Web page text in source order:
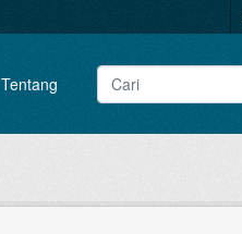
Tentang